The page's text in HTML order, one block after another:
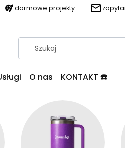
darmowe projekty
O nas KONTAKT ☎️